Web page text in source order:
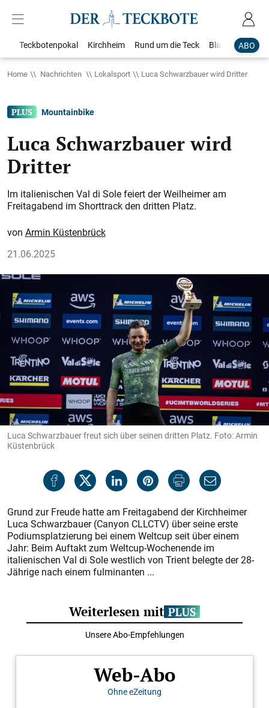
ABO
Teckbotenpokal Kirchheim Rund um die Teck Blaulicht
Home Nachrichten Lokalsport Luca Schwarzbauer wird Dritter
Mountainbike
Luca Schwarzbauer wird
Dritter
Im italienischen Val di Sole feiert der Weilheimer am
Freitagabend im Shorttrack den dritten Platz.
Armin Küstenbrück
21.06.2025
Luca Schwarzbauer freut sich über seinen dritten Platz. Foto: Armin
Küstenbrück
Grund zur Freude hatte am Freitagabend der Kirchheimer
Luca Schwarzbauer (Canyon CLLCTV) über seine erste
Podiumsplatzierung bei einem Weltcup seit über einem
Jahr: Beim Auftakt zum Weltcup-Wochenende im
italienischen Val di Sole westlich von Trient belegte der 28-
Jährige nach einem fulminanten ...